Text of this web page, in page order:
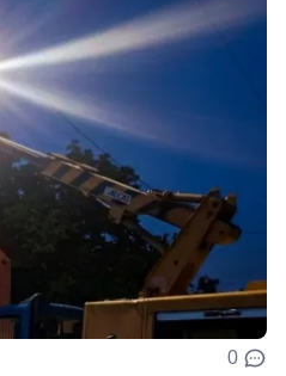
0